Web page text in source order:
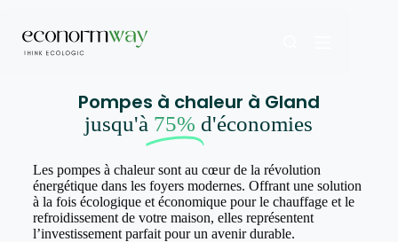
Pompes à chaleur à Gland
jusqu'à 75% d'économies
Les pompes à chaleur sont au cœur de la révolution
énergétique dans les foyers modernes. Offrant une solution
à la fois écologique et économique pour le chauffage et le
refroidissement de votre maison, elles représentent
l’investissement parfait pour un avenir durable.